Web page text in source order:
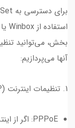
بخش، می‌توانید
آنها می‌پردازیم:
1. تنظیمات اینترنت (PPPoE, DHCP, Static IP):